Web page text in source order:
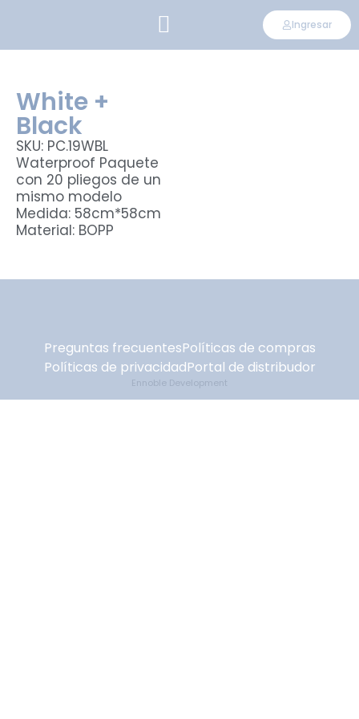
Ingresar
White +
Black
SKU: PC.19WBL
Waterproof Paquete
con 20 pliegos de un
mismo modelo
Medida: 58cm*58cm
Material: BOPP
Preguntas frecuentesPolíticas de compras
Políticas de privacidadPortal de distribudor
Ennoble Development